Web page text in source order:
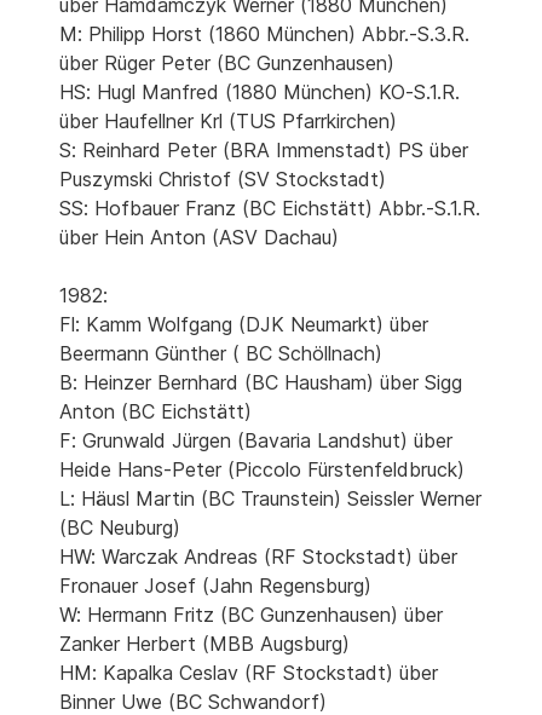
über Hamdamczyk Werner (1880 München)
M: Philipp Horst (1860 München) Abbr.-S.3.R.
über Rüger Peter (BC Gunzenhausen)
HS: Hugl Manfred (1880 München) KO-S.1.R.
über Haufellner Krl (TUS Pfarrkirchen)
S: Reinhard Peter (BRA Immenstadt) PS über
Puszymski Christof (SV Stockstadt)
SS: Hofbauer Franz (BC Eichstätt) Abbr.-S.1.R.
über Hein Anton (ASV Dachau)
1982:
Fl: Kamm Wolfgang (DJK Neumarkt) über
Beermann Günther ( BC Schöllnach)
B: Heinzer Bernhard (BC Hausham) über Sigg
Anton (BC Eichstätt)
F: Grunwald Jürgen (Bavaria Landshut) über
Heide Hans-Peter (Piccolo Fürstenfeldbruck)
L: Häusl Martin (BC Traunstein) Seissler Werner
(BC Neuburg)
HW: Warczak Andreas (RF Stockstadt) über
Fronauer Josef (Jahn Regensburg)
W: Hermann Fritz (BC Gunzenhausen) über
Zanker Herbert (MBB Augsburg)
HM: Kapalka Ceslav (RF Stockstadt) über
Binner Uwe (BC Schwandorf)